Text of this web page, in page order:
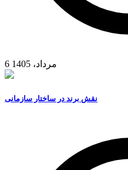
6 مرداد، 1405
نقش برند در ساختار سازمانی